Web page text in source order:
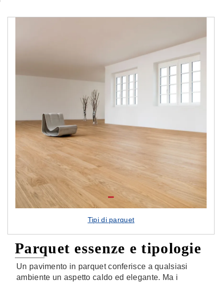
Tipi di parquet
Parquet essenze e tipologie
Un pavimento in parquet conferisce a qualsiasi
ambiente un aspetto caldo ed elegante. Ma i